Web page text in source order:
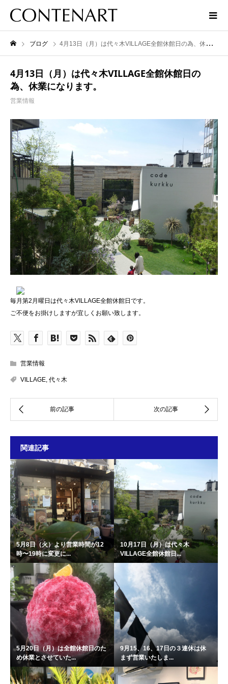
ブログ 4月13日（月）は代々木VILLAGE全館休館日の為、休業になります。
4月13日（月）は代々木VILLAGE全館休館日の
為、休業になります。
営業情報
毎月第2月曜日は代々木VILLAGE全館休館日です。
ご不便をお掛けしますが宜しくお願い致します。
営業情報
VILLAGE 代々木
関連記事
5月8日（火）より営業時間が12
時〜19時に変更に...
10月17日（月）は代々木
VILLAGE全館休館日...
5月20日（月）は全館休館日のた
め休業とさせていた...
9月15、16、17日の３連休は休
まず営業いたしま...